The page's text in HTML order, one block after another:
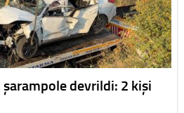
devrildi: 2 kişi